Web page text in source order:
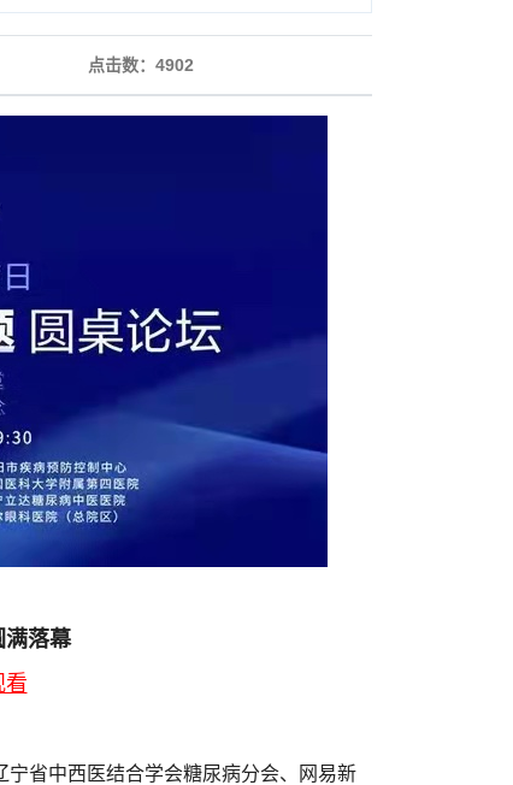
点击数： 4902
满落幕
看
省中西医结合学会糖尿病分会、网易新